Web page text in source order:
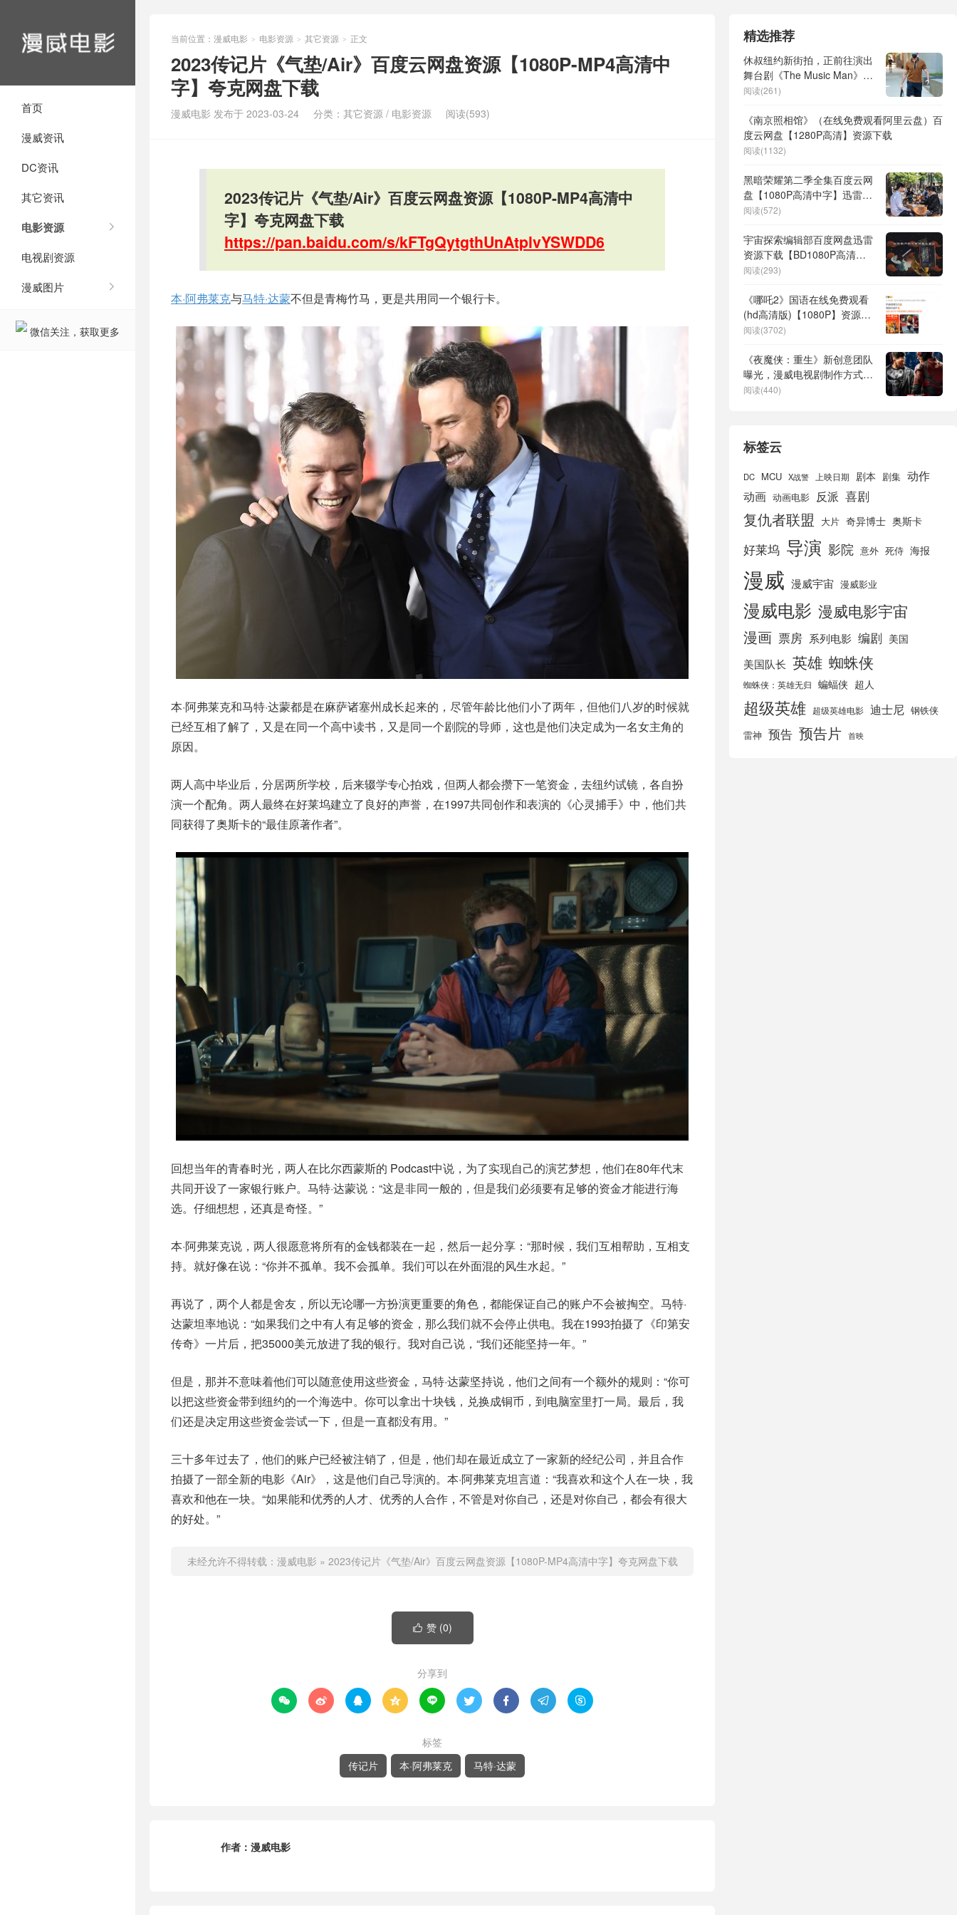
首页
漫威资讯
DC资讯
其它资讯
电影资源
电视剧资源
漫威图片
微信关注，获取更多
当前位置： 漫威电影 > 电影资源 > 其它资源 > 正文
2023传记片《气垫/Air》百度云网盘资源【1080P-MP4高清中
字】夸克网盘下载
漫威电影 发布于 2023-03-24 分类： 其它资源 / 电影资源 阅读(593)
2023传记片《气垫/Air》百度云网盘资源【1080P-MP4高清中
字】夸克网盘下载
https://pan.baidu.com/s/kFTgQytgthUnAtplvYSWDD6
本·阿弗莱克与马特·达蒙不但是青梅竹马，更是共用同一个银行卡。
本·阿弗莱克和马特·达蒙都是在麻萨诸塞州成长起来的，尽管年龄比他们小了两年，但他们八岁的时候就
已经互相了解了，又是在同一个高中读书，又是同一个剧院的导师，这也是他们决定成为一名女主角的
原因。
两人高中毕业后，分居两所学校，后来辍学专心拍戏，但两人都会攒下一笔资金，去纽约试镜，各自扮
演一个配角。两人最终在好莱坞建立了良好的声誉，在1997共同创作和表演的《心灵捕手》中，他们共
同获得了奥斯卡的“最佳原著作者”。
回想当年的青春时光，两人在比尔西蒙斯的 Podcast中说，为了实现自己的演艺梦想，他们在80年代末
共同开设了一家银行账户。马特·达蒙说：“这是非同一般的，但是我们必须要有足够的资金才能进行海
选。仔细想想，还真是奇怪。”
本·阿弗莱克说，两人很愿意将所有的金钱都装在一起，然后一起分享：“那时候，我们互相帮助，互相支
持。就好像在说：“你并不孤单。我不会孤单。我们可以在外面混的风生水起。”
再说了，两个人都是舍友，所以无论哪一方扮演更重要的角色，都能保证自己的账户不会被掏空。马特·
达蒙坦率地说：“如果我们之中有人有足够的资金，那么我们就不会停止供电。我在1993拍摄了《印第安
传奇》一片后，把35000美元放进了我的银行。我对自己说，“我们还能坚持一年。”
但是，那并不意味着他们可以随意使用这些资金，马特·达蒙坚持说，他们之间有一个额外的规则：“你可
以把这些资金带到纽约的一个海选中。你可以拿出十块钱，兑换成铜币，到电脑室里打一局。最后，我
们还是决定用这些资金尝试一下，但是一直都没有用。”
三十多年过去了，他们的账户已经被注销了，但是，他们却在最近成立了一家新的经纪公司，并且合作
拍摄了一部全新的电影《Air》，这是他们自己导演的。本·阿弗莱克坦言道：“我喜欢和这个人在一块，我
喜欢和他在一块。“如果能和优秀的人才、优秀的人合作，不管是对你自己，还是对你自己，都会有很大
的好处。”
未经允许不得转载： 漫威电影 » 2023传记片《气垫/Air》百度云网盘资源【1080P-MP4高清中字】夸克网盘下载
 赞 (0)
分享到
        
标签
传记片
本·阿弗莱克 马特·达蒙
作者： 漫威电影
精选推荐
休叔纽约新街拍，正前往演出
舞台剧《The Music Man》的
路上
阅读(261)
《南京照相馆》（在线免费观看阿里云盘）百
度云网盘【1280P高清】资源下载
阅读(1132)
黑暗荣耀第二季全集百度云网
盘【1080P高清中字】迅雷资
源免费下载
阅读(572)
宇宙探索编辑部百度网盘迅雷
资源下载【BD1080P高清粤
语】完整版
阅读(293)
《哪吒2》国语在线免费观看
(hd高清版)【1080P】资源下
载
阅读(3702)
《夜魔侠：重生》新创意团队
曝光，漫威电视剧制作方式迎
来改变
阅读(440)
标签云
DC MCU X战警 上映日期 剧本 剧集 动作
动画 动画电影 反派 喜剧
复仇者联盟 大片 奇异博士 奥斯卡
好莱坞 导演 影院 意外 死侍 海报
漫威 漫威宇宙 漫威影业
漫威电影 漫威电影宇宙
漫画 票房 系列电影 编剧 美国
美国队长 英雄 蜘蛛侠
蜘蛛侠：英雄无归 蝙蝠侠 超人
超级英雄 超级英雄电影 迪士尼 钢铁侠
雷神 预告 预告片 首映